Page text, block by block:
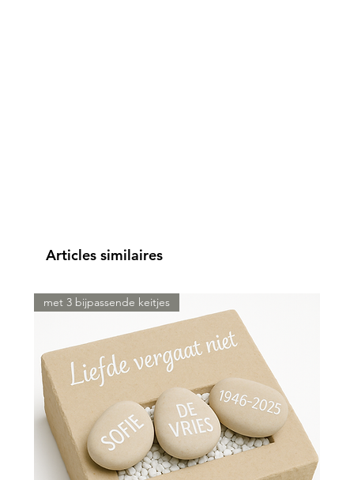
Articles similaires
met 3 bijpassende keitjes